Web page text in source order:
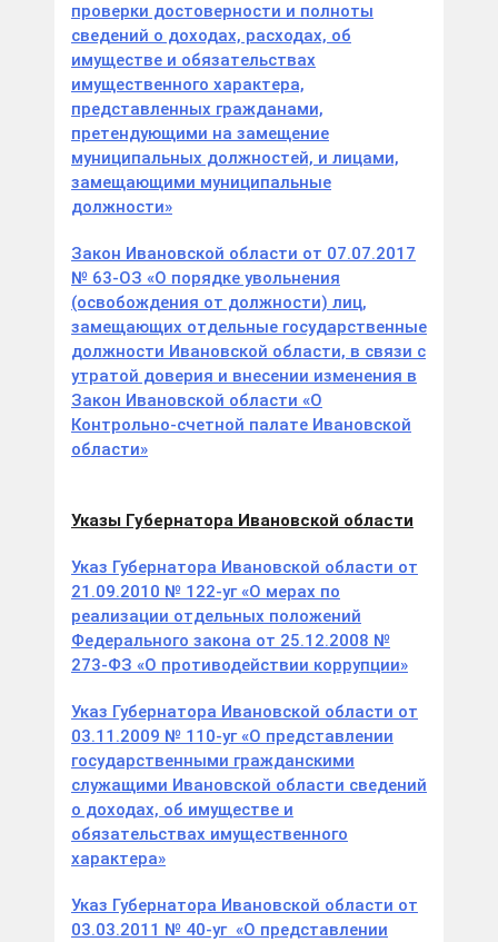
проверки достоверности и полноты
сведений о доходах, расходах, об
имуществе и обязательствах
имущественного характера,
представленных гражданами,
претендующими на замещение
муниципальных должностей, и лицами,
замещающими муниципальные
должности»
Закон Ивановской области от 07.07.2017
№ 63-ОЗ «О порядке увольнения
(освобождения от должности) лиц,
замещающих отдельные государственные
должности Ивановской области, в связи с
утратой доверия и внесении изменения в
Закон Ивановской области «О
Контрольно-счетной палате Ивановской
области»
Указы Губернатора Ивановской области
Указ Губернатора Ивановской области от
21.09.2010 № 122-уг «О мерах по
реализации отдельных положений
Федерального закона от 25.12.2008 №
273-ФЗ «О противодействии коррупции»
Указ Губернатора Ивановской области от
03.11.2009 № 110-уг «О представлении
государственными гражданскими
служащими Ивановской области сведений
о доходах, об имуществе и
обязательствах имущественного
характера»
Указ Губернатора Ивановской области от
03.03.2011 № 40-уг «О представлении